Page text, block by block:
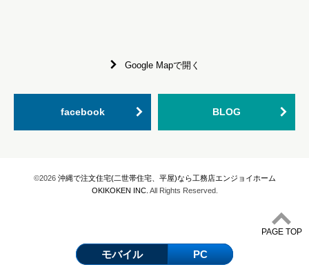
Google Mapで開く
facebook BLOG
©2026 沖縄で注文住宅(二世帯住宅、平屋)なら工務店エンジョイホーム
OKIKOKEN INC. All Rights Reserved.
PAGE TOP
モバイル PC